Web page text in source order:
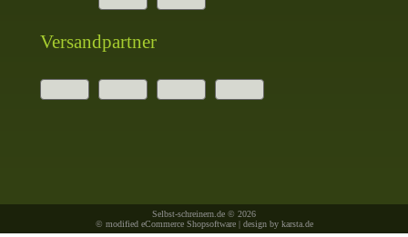
Versandpartner
Selbst-schreinern.de © 2026
© modified eCommerce Shopsoftware | design by karsta.de